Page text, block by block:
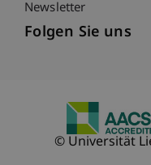
Newsletter
Folgen Sie uns
© Universität